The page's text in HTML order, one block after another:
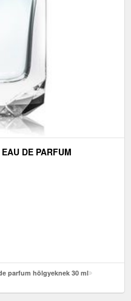
DE PARFUM
parfum hölgyeknek 30 ml